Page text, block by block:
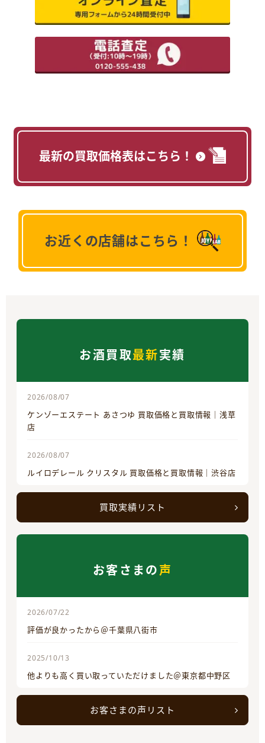
最新の買取価格表はこちら！
お近くの店舗はこちら！
お酒買取最新実績
2026/08/07
ケンゾーエステート あさつゆ 買取価格と買取情報｜浅草
店
2026/08/07
ルイロデレール クリスタル 買取価格と買取情報｜渋谷店
買取実績リスト
お客さまの声
2026/07/22
評価が良かったから＠千葉県八街市
2025/10/13
他よりも高く買い取っていただけました＠東京都中野区
お客さまの声リスト